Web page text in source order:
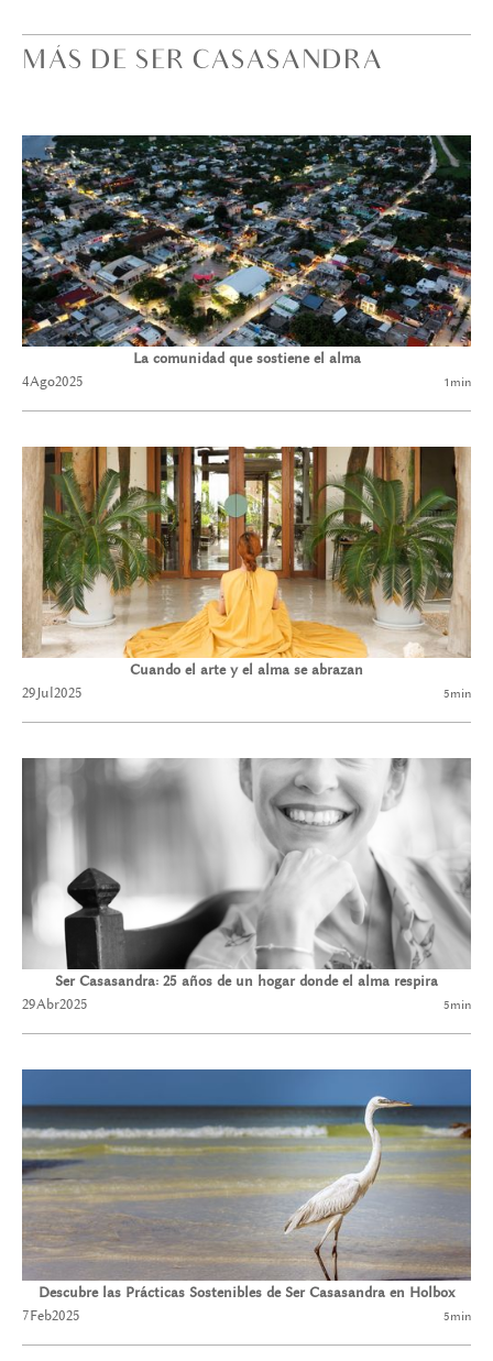
MÁS DE SER CASASANDRA
La comunidad que sostiene el alma
4Ago2025 1 min
Cuando el arte y el alma se abrazan
29Jul2025 5min
Ser Casasandra: 25 años de un hogar donde el alma respira
29Abr2025 5min
Descubre las Prácticas Sostenibles de Ser Casasandra en Holbox
7Feb2025 5min